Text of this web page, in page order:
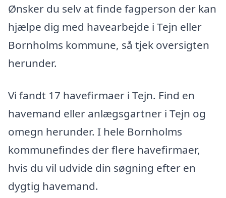
Ønsker du selv at finde fagperson der kan
hjælpe dig med havearbejde i Tejn eller
Bornholms kommune, så tjek oversigten
herunder.
Vi fandt 17 havefirmaer i Tejn. Find en
havemand eller anlægsgartner i Tejn og
omegn herunder. I hele Bornholms
kommunefindes der flere havefirmaer,
hvis du vil udvide din søgning efter en
dygtig havemand.